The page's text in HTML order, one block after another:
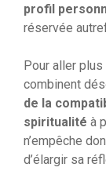
profil
réservée
Pour aller
combinent
de la
spiritualité à
n’empêche
d’élargir sa